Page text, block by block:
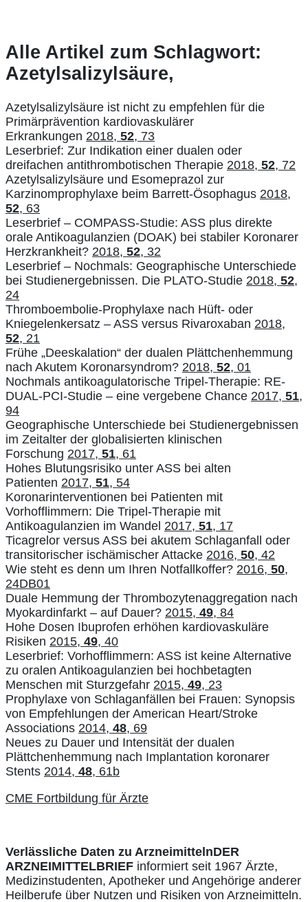
Alle Artikel zum Schlagwort:
Azetylsalizylsäure,
Azetylsalizylsäure ist nicht zu empfehlen für die
Primärprävention kardiovaskulärer
Erkrankungen 2018, 52, 73
Leserbrief: Zur Indikation einer dualen oder
dreifachen antithrombotischen Therapie 2018, 52, 72
Azetylsalizylsäure und Esomeprazol zur
Karzinomprophylaxe beim Barrett-Ösophagus 2018,
52, 63
Leserbrief – COMPASS-Studie: ASS plus direkte
orale Antikoagulanzien (DOAK) bei stabiler Koronarer
Herzkrankheit? 2018, 52, 32
Leserbrief – Nochmals: Geographische Unterschiede
bei Studienergebnissen. Die PLATO-Studie 2018, 52,
24
Thromboembolie-Prophylaxe nach Hüft- oder
Kniegelenkersatz – ASS versus Rivaroxaban 2018,
52, 21
Frühe „Deeskalation“ der dualen Plättchenhemmung
nach Akutem Koronarsyndrom? 2018, 52, 01
Nochmals antikoagulatorische Tripel-Therapie: RE-
DUAL-PCI-Studie – eine vergebene Chance 2017, 51,
94
Geographische Unterschiede bei Studienergebnissen
im Zeitalter der globalisierten klinischen
Forschung 2017, 51, 61
Hohes Blutungsrisiko unter ASS bei alten
Patienten 2017, 51, 54
Koronarinterventionen bei Patienten mit
Vorhofflimmern: Die Tripel-Therapie mit
Antikoagulanzien im Wandel 2017, 51, 17
Ticagrelor versus ASS bei akutem Schlaganfall oder
transitorischer ischämischer Attacke 2016, 50, 42
Wie steht es denn um Ihren Notfallkoffer? 2016, 50,
24DB01
Duale Hemmung der Thrombozytenaggregation nach
Myokardinfarkt – auf Dauer? 2015, 49, 84
Hohe Dosen Ibuprofen erhöhen kardiovaskuläre
Risiken 2015, 49, 40
Leserbrief: Vorhofflimmern: ASS ist keine Alternative
zu oralen Antikoagulanzien bei hochbetagten
Menschen mit Sturzgefahr 2015, 49, 23
Prophylaxe von Schlaganfällen bei Frauen: Synopsis
von Empfehlungen der American Heart/Stroke
Associations 2014, 48, 69
Neues zu Dauer und Intensität der dualen
Plättchenhemmung nach Implantation koronarer
Stents 2014, 48, 61b
CME Fortbildung für Ärzte
Verlässliche Daten zu ArzneimittelnDER
ARZNEIMITTELBRIEF informiert seit 1967 Ärzte,
Medizinstudenten, Apotheker und Angehörige anderer
Heilberufe über Nutzen und Risiken von Arzneimitteln.